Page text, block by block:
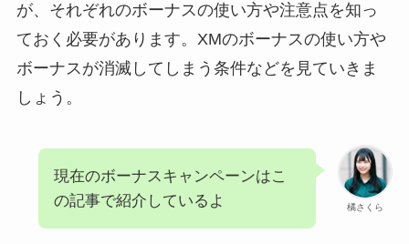
が、それぞれのボーナスの使い方や注意点を知っ
ておく必要があります。XMのボーナスの使い方や
ボーナスが消滅してしまう条件などを見ていきま
しょう。
橘さくら
現在のボーナスキャンペーンはこ
の記事で紹介しているよ